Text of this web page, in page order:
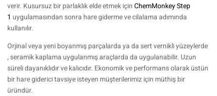
verir. Kusursuz bir parlaklık elde etmek içinChemMonkey Step
1 uygulamasından sonra hare giderme ve cilalama adımında
kullanılır.
Orjinal veya yeni boyanmış parçalarda ya da sert vernikli yüzeylerde
, seramik kaplama uygulanmış araçlarda da uygulanabilir. Uzun
süreli dayanıklıdır ve kalıcıdır. Ekonomik ve performans olarak üstün
bir hare giderici tavsiye isteyen müşterilerimiz için müthiş bir
üründür.